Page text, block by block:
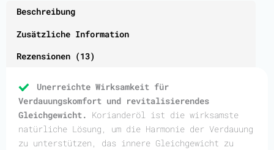
Beschreibung
Zusätzliche Information
Rezensionen (13)
Unerreichte Wirksamkeit für
Verdauungskomfort und revitalisierendes
Gleichgewicht. Korianderöl ist die wirksamste
natürliche Lösung, um die Harmonie der Verdauung
zu unterstützen, das innere Gleichgewicht zu